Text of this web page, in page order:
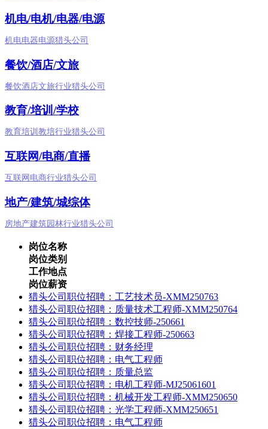
机电/电机/电器/电源
机电电器电源猎头公司
餐饮/酒店/文旅
餐饮酒店文旅行业猎头公司
教育/培训/学校
教育培训教培行业猎头公司
互联网/电商/直播
互联网电商行业猎头公司
地产/建筑/城综体
房地产建筑园林行业猎头公司
岗位名称
岗位类别
工作地点
岗位薪资
​猎头公司职位招聘：工艺技术员-XMM250763
猎头公司职位招聘：质量技术工程师-XMM250764
猎头公司职位招聘：数控技师-250661
猎头公司职位招聘：焊接工程师-250663
猎头公司职位招聘：财务经理
​猎头公司职位招聘：电气工程师
猎头公司职位招聘：质量总监
​猎头公司职位招聘：电机工程师-MJ25061601
猎头公司职位招聘：机械开发工程师-XMM250650
猎头公司职位招聘：光学工程师-XMM250651
猎头公司职位招聘：电气工程师